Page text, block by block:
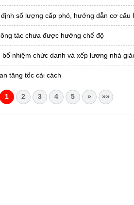
số lượng cấp phó, hướng dẫn cơ cấu
tác chưa được hưởng chế độ
nhiệm chức danh và xếp lương nhà
tăng tốc cải cách
1 2 3 4 5 » »»